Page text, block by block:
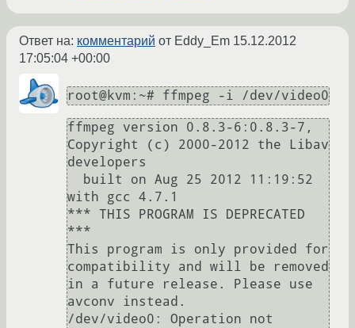
Ответ на: комментарий от Eddy_Em 15.12.2012
17:05:04 +00:00
root@kvm:~# ffmpeg -i /dev/video0
ffmpeg version 0.8.3-6:0.8.3-7,
Copyright (c) 2000-2012 the Libav
developers
with gcc 4.7.1
*** THIS PROGRAM IS DEPRECATED
***
This program is only provided for
compatibility and will be removed
in a future release. Please use
avconv instead.
/dev/video0: Operation not